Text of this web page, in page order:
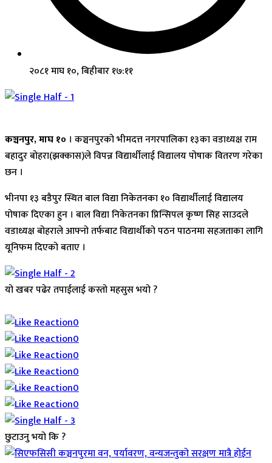
२०८१ माघ १०, बिहीबार १७:११
कञ्चनपुर, माघ १० । कञ्चनपुरको भीमदत्त नगरपालिका १३का वडाध्यक्ष राम
बहादुर बोहरा(झक्कास)ले विपन्न विद्यार्थीलाई विद्यालय पोषाक वितरण गरेका
छन ।
भीनपा १३ बडैपुर स्थित बाल विद्या निकेतनका १० विद्यार्थीलाई विद्यालय
पोषाक दिएका हुन । बाल विद्या निकेतनका प्रिन्सिपल कृष्ण सिह साउदले
वडाध्यक्ष बोहराले आफ्नो तर्फबाट विद्यार्थीको पठन पाठनमा सहजताका लागि
यूनिफम दिएको बताए ।
यो खबर पढेर तपाईलाई कस्तो महसुस भयो ?
0
0
0
0
0
0
छुटाउनु भयो कि ?